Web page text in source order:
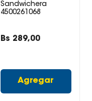
Sandwichera
4500261068
Bs 289,00
Agregar